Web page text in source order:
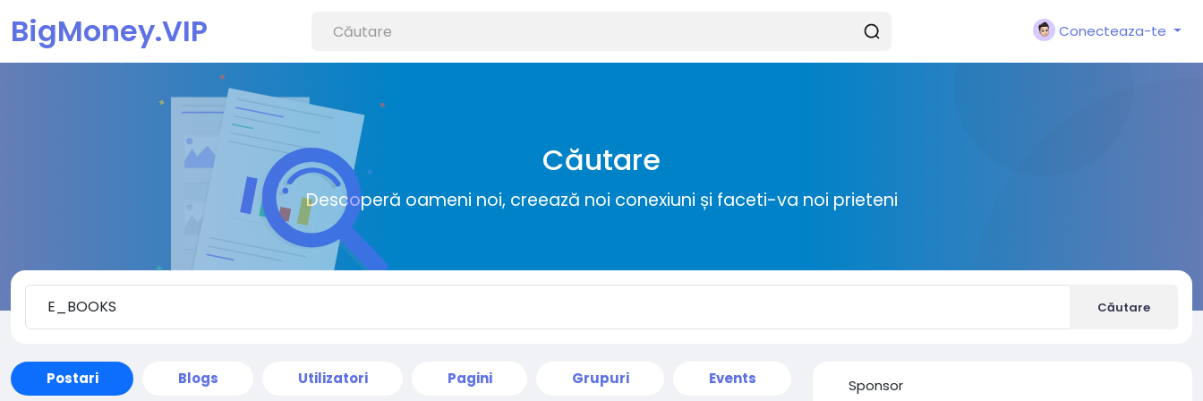
BigMoney.VIP Conecteaza-te
Căutare
Descoperă oameni noi, creează noi conexiuni și faceti-va noi prieteni
Căutare
Postari Blogs Utilizatori Pagini Grupuri Events Sponsor